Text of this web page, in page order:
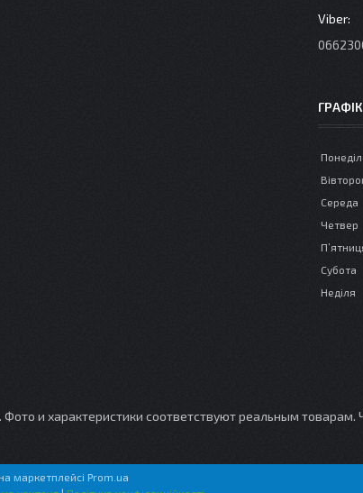
Середа
Четвер
Субота
Неділя
и характеристики соответствуют реальным товарам.
маркетплейсі Prom.ua